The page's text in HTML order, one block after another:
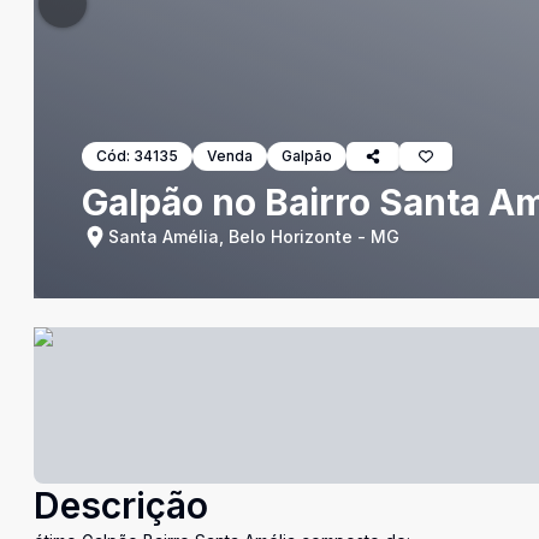
Cód: 34135 Venda Galpão
Galpão no Bairro Santa
Santa Amélia, Belo Horizonte - MG
Descrição